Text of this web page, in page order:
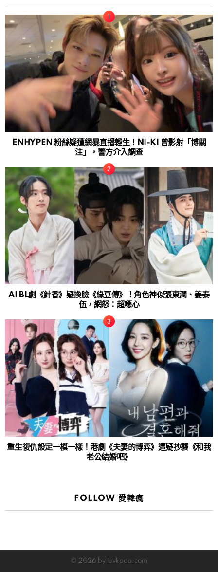
ENHYPEN 粉絲疑遭網暴直播輕生！NI-KI 曾影射「博關
注」，警方介入調查
AI BL劇《針香》疑換臉《綠豆傳》！角色神似張東潤、姜泰
伍，網怒：超噁心
重生復仇設定一模一樣！港劇《夫妻的博弈》遭疑抄襲《和我
老公結婚吧》
FOLLOW 愛韓瘋
© 2026 by luvkpop.com